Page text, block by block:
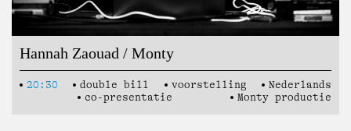
Hannah Zaouad / Monty
20:30 double bill voorstelling
Nederlands
co-presentatie
Monty productie